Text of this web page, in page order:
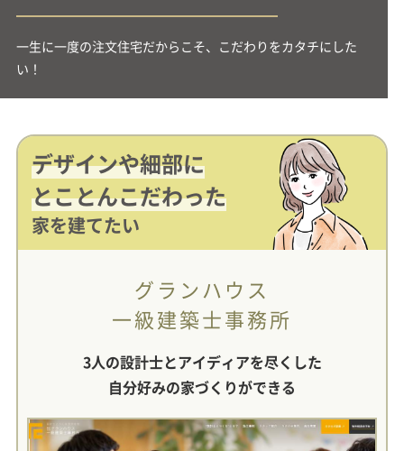
一生に一度の注文住宅だからこそ、こだわりをカタチにした
い！
デザインや細部に
とことんこだわった
家を建てたい
グランハウス
一級建築士事務所
3人の設計士とアイディアを尽くした
自分好みの家づくりができる